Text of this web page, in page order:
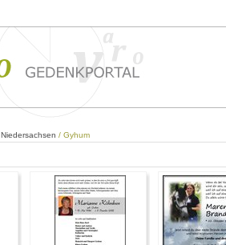
Niedersachsen / Gyhum